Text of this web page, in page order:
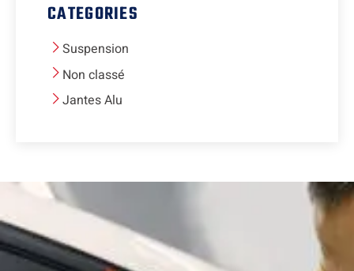
CATEGORIES
Suspension
Non classé
Jantes Alu